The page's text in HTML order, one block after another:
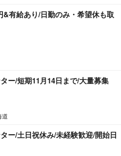
有給あり/日勤のみ・希望休も取
ー/短期11月14日まで/大量募集
道
ー/土日祝休み/未経験歓迎/開始日